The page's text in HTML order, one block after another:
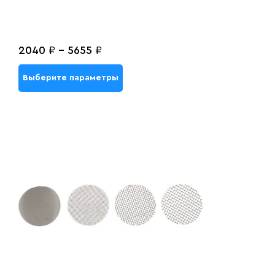
2040 ₽ - 5655 ₽
Выберите параметры